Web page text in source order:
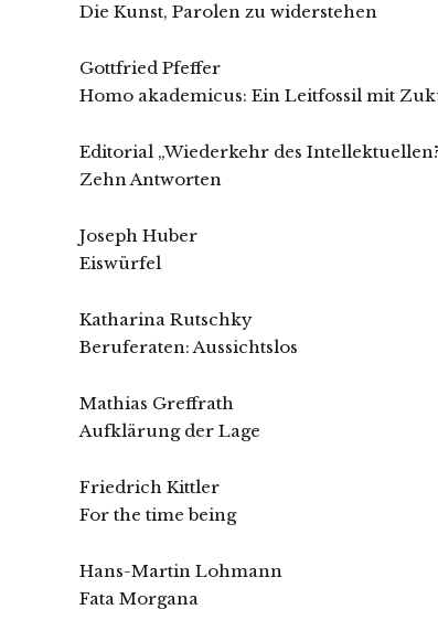
Die Kunst, Parolen zu widerstehen
Gottfried Pfeffer
Homo akademicus: Ein Leitfossil mit
Editorial „Wiederkehr des
Zehn Antworten
Joseph Huber
Eiswürfel
Katharina Rutschky
Beruferaten: Aussichtslos
Mathias Greffrath
Aufklärung der Lage
Friedrich Kittler
For the time being
Hans-Martin Lohmann
Fata Morgana